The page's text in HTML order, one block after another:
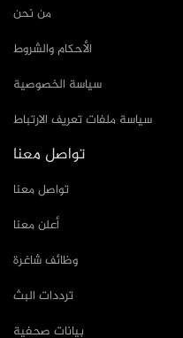
من نحن
الأحكام والشروط
سياسة الخصوصية
سياسة ملفات تعريف الارتباط
تواصل معنا
تواصل معنا
أعلن معنا
وظائف شاغرة
ترددات البث
بيانات صحفية